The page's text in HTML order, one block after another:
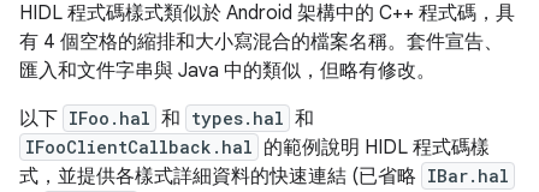
HIDL 程式碼樣式類似於 Android 架構中的 C++ 程式碼，具
有 4 個空格的縮排和大小寫混合的檔案名稱。套件宣告、
匯入和文件字串與 Java 中的類似，但略有修改。
以下 IFoo.hal 和 types.hal 和
IFooClientCallback.hal 的範例說明 HIDL 程式碼樣
式，並提供各樣式詳細資料的快速連結 (已省略 IBar.hal